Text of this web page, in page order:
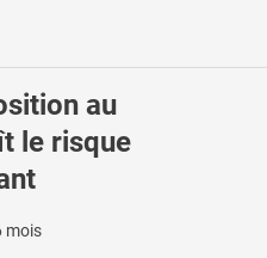
au
le risque
mois